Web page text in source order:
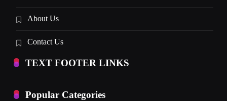
About Us
Contact Us
TEXT FOOTER LINKS
Popular Categories